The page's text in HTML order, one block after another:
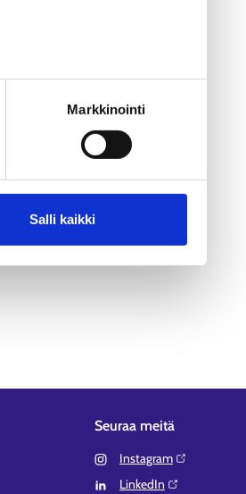
Markkinointi
Salli kaikki
Seuraa meitä
Instagram⁠
LinkedIn⁠